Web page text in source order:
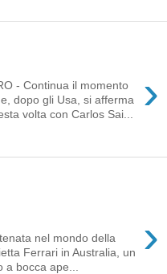
›
- Continua il momento
dopo gli Usa, si afferma
volta con Carlos Sai...
›
nel mondo della
Ferrari in Australia, un
bocca ape...